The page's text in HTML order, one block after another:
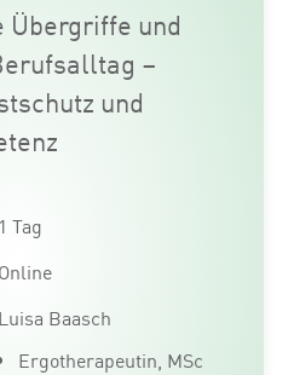
Übergriffe und
–
und
1 Tag
Online
Luisa Baasch
Ergotherapeutin, MSc